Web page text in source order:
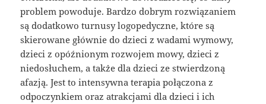
problem powoduje. Bardzo dobrym rozwiązaniem
są dodatkowo turnusy logopedyczne, które są
skierowane głównie do dzieci z wadami wymowy,
dzieci z opóźnionym rozwojem mowy, dzieci z
niedosłuchem, a także dla dzieci ze stwierdzoną
afazją. Jest to intensywna terapia połączona z
odpoczynkiem oraz atrakcjami dla dzieci i ich